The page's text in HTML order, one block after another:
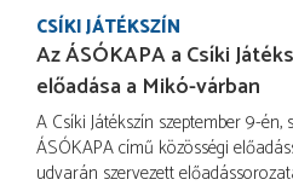
CSÍKI JÁTÉKSZÍN
Az ÁSÓKAPA a Csíki
előadása a Mikó-várban
A Csíki Játékszín szeptember 9-
ÁSÓKAPA című közösségi
udvarán szervezett